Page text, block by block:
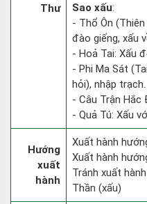
Thư
Sao xấu:
- Thổ Ôn
đào giếng, xấu
- Hoả Tai: Xấu
- Phi Ma Sát
hỏi), nhập trạch.
- Câu Trận Hắc
- Quả Tú: Xấu
Hướng
xuất
hành
Xuất hành
Xuất hành
Tránh xuất
Thần (xấu)